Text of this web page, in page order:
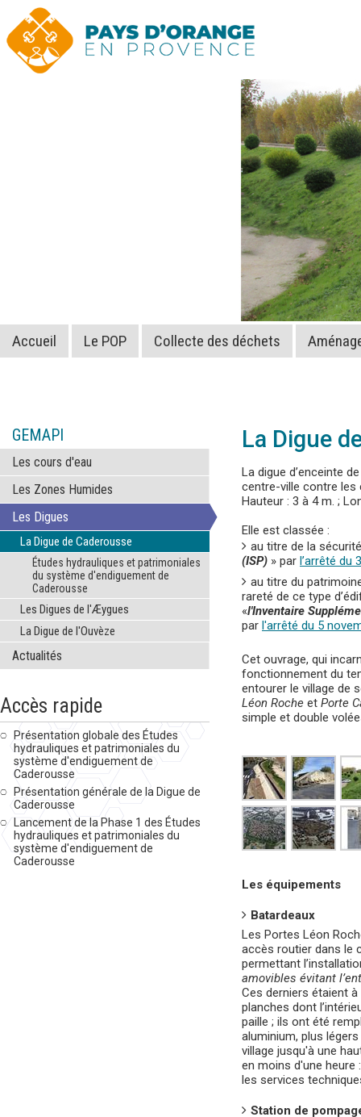
Accueil Le POP Collecte des déchets
GEMAPI
Les cours d'eau
Les Zones Humides
Les Digues
La Digue de Caderousse
Études hydrauliques et patrimoniales
du système d'endiguement de
Caderousse
Les Digues de l'Æygues
La Digue de l'Ouvèze
Actualités
Accès rapide
Présentation globale des Études
hydrauliques et patrimoniales du
système d'endiguement de
Caderousse
Présentation générale de la Digue de
Caderousse
Lancement de la Phase 1 des Études
hydrauliques et patrimoniales du
système d'endiguement de
Caderousse
La Digue
La digue d’enceinte
centre-ville contre les
Hauteur : 3 à 4 m. ;
Elle est classée :
au titre de la
(ISP) » par l’arrêté du
au titre du
rareté de ce type
«l'Inventaire
par l'arrêté du 5
Cet ouvrage, qui
fonctionnement du
entourer le village de
Léon Roche et Porte
simple et double
Les équipements
Batardeaux
Les Portes Léon
accès routier dans le
permettant
amovibles évitant
Ces derniers étaient
planches dont
paille ; ils ont été
aluminium, plus
village jusqu'à une
en moins d'une
les services
Station de